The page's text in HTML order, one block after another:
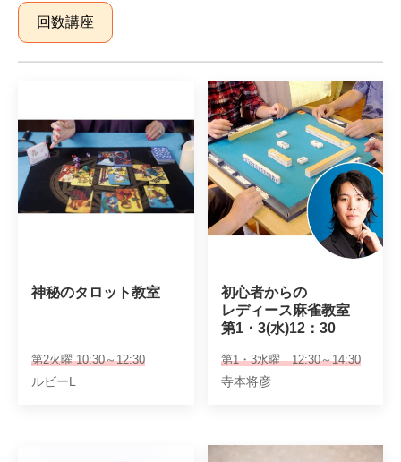
回数講座
神秘のタロット教室
第2火曜 10:30～12:30
ルビーL
初心者からの
レディース麻雀教室
第1・3(水)12：30
第1・3水曜 12:30～14:30
寺本将彦